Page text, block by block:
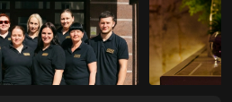
синхронно й у комфорті